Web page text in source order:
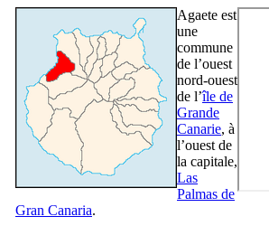
Agaete est
une
commune
de l’ouest
nord-ouest
de l’île de
Grande
Canarie, à
l’ouest de
la capitale,
Las
Palmas de
Gran Canaria.